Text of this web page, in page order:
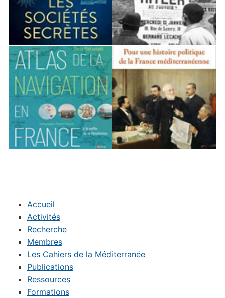
Accueil
Activités
Recherche
Membres
Les Cahiers de la Méditerranée
Publications
Ressources
Formations